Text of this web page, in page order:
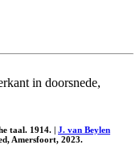
in doorsnede,
taal. 1914. | J. van Beylen
Amersfoort, 2023.